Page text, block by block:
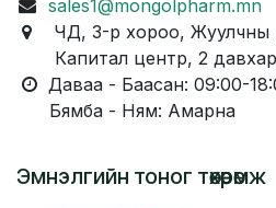
sales1@mongolpharm.mn
ЧД, 3-р хороо, Жуулчны
Капитал центр, 2
Даваа - Баасан: 09:00-
Бямба - Ням: Амарна
Эмнэлгийн тоног төхөөрөмж